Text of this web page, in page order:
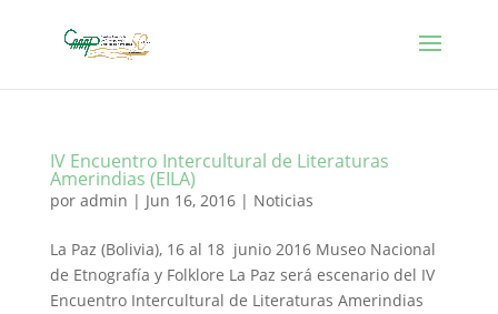
IV Encuentro Intercultural de Literaturas
Amerindias (EILA)
por admin | Jun 16, 2016| Noticias
La Paz (Bolivia), 16 al 18 junio 2016 Museo Nacional
de Etnografía y Folklore La Paz será escenario del IV
Encuentro Intercultural de Literaturas Amerindias